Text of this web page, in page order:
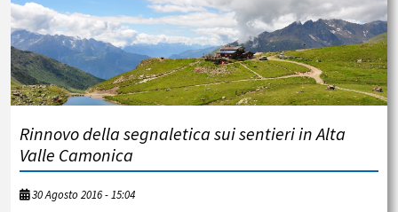
Rinnovo della segnaletica sui sentieri in Alta
Valle Camonica
30 Agosto 2016 - 15:04